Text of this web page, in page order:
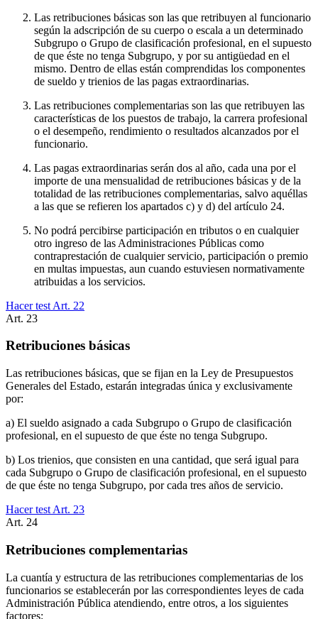
Las retribuciones básicas son las que retribuyen al funcionario
según la adscripción de su cuerpo o escala a un determinado
Subgrupo o Grupo de clasificación profesional, en el supuesto
de que éste no tenga Subgrupo, y por su antigüedad en el
mismo. Dentro de ellas están comprendidas los componentes
de sueldo y trienios de las pagas extraordinarias.
Las retribuciones complementarias son las que retribuyen las
características de los puestos de trabajo, la carrera profesional
o el desempeño, rendimiento o resultados alcanzados por el
funcionario.
Las pagas extraordinarias serán dos al año, cada una por el
importe de una mensualidad de retribuciones básicas y de la
totalidad de las retribuciones complementarias, salvo aquéllas
a las que se refieren los apartados c) y d) del artículo 24.
No podrá percibirse participación en tributos o en cualquier
otro ingreso de las Administraciones Públicas como
contraprestación de cualquier servicio, participación o premio
en multas impuestas, aun cuando estuviesen normativamente
atribuidas a los servicios.
Hacer test Art. 22
Art. 23
Retribuciones básicas
Las retribuciones básicas, que se fijan en la Ley de Presupuestos
Generales del Estado, estarán integradas única y exclusivamente
por:
a) El sueldo asignado a cada Subgrupo o Grupo de clasificación
profesional, en el supuesto de que éste no tenga Subgrupo.
b) Los trienios, que consisten en una cantidad, que será igual para
cada Subgrupo o Grupo de clasificación profesional, en el supuesto
de que éste no tenga Subgrupo, por cada tres años de servicio.
Hacer test Art. 23
Art. 24
Retribuciones complementarias
La cuantía y estructura de las retribuciones complementarias de los
funcionarios se establecerán por las correspondientes leyes de cada
Administración Pública atendiendo, entre otros, a los siguientes
factores: